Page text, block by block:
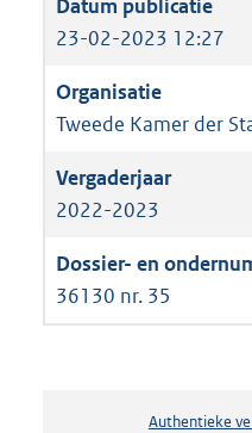
23-02-2023 12:27
Tweede Kamer der
2022-2023
36130 nr. 35
Authentieke